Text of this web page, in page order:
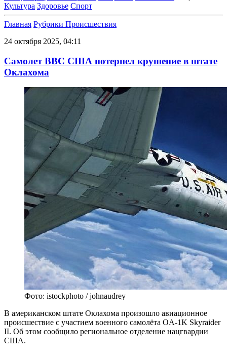
Культура Здоровье Спорт
Главная Рубрики Происшествия
24 октября 2025, 04:11
Самолет ВВС США потерпел крушение в штате
Оклахома
Фото: istockphoto / johnaudrey
В американском штате Оклахома произошло авиационное
происшествие с участием военного самолёта OA-1K Skyraider
II. Об этом сообщило региональное отделение нацгвардии
США.